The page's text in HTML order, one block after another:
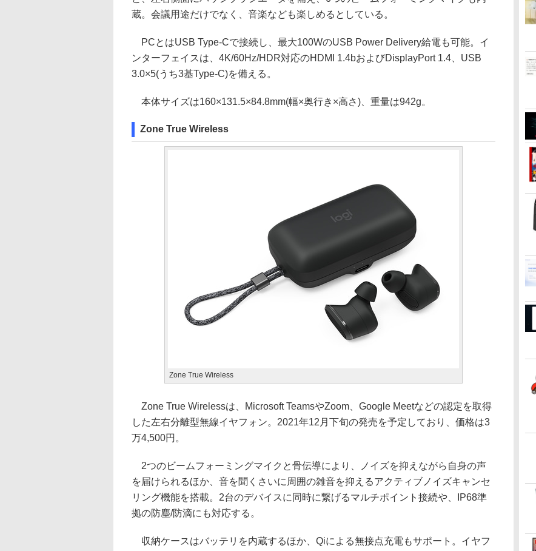
蔵。会議用途だけでなく、音楽なども楽しめるとしている。
PCとはUSB Type-Cで接続し、最大100WのUSB Power Delivery給電も可能。イ
ンターフェイスは、4K/60Hz/HDR対応のHDMI 1.4bおよびDisplayPort 1.4、USB
3.0×5(うち3基Type-C)を備える。
本体サイズは160×131.5×84.8mm(幅×奥行き×高さ)、重量は942g。
Zone True Wireless
Zone True Wireless
Zone True Wirelessは、Microsoft TeamsやZoom、Google Meetなどの認定を取得
した左右分離型無線イヤフォン。2021年12月下旬の発売を予定しており、価格は3
万4,500円。
2つのビームフォーミングマイクと骨伝導により、ノイズを抑えながら自身の声
を届けられるほか、音を聞くさいに周囲の雑音を抑えるアクティブノイズキャンセ
リング機能を搭載。2台のデバイスに同時に繋げるマルチポイント接続や、IP68準
拠の防塵/防滴にも対応する。
収納ケースはバッテリを内蔵するほか、Qiによる無接点充電もサポート。イヤフ